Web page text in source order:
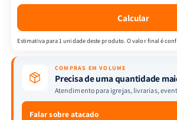
Calcular
Estimativa para 1 unidade deste produto. O valor final é
COMPRAS EM VOLUME
Precisa de uma quantidade
Atendimento para igrejas, livrarias,
Falar sobre atacado